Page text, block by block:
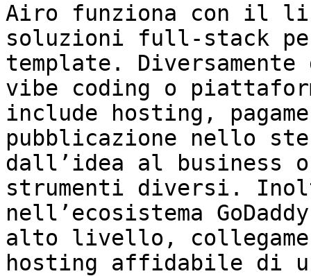
Airo funziona con il
soluzioni full-stack
template.
vibe coding o
include hosting,
pubblicazione nello
dall’idea al business
strumenti diversi.
nell’ecosistema
alto livello,
hosting affidabile di